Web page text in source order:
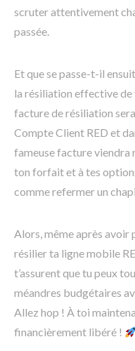
scruter attentivement
passée.
Et que se passe-t-il
la résiliation effective de
facture de résiliation
Compte Client RED et
fameuse facture viendra
ton forfait et à tes
comme refermer un
Alors, même après avoir
résilier ta ligne mobile
t’assurent que tu peux
méandres budgétaires
Allez hop ! À toi
financièrement libéré !